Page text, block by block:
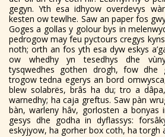
gegyn. Yth esa idhyow overdevys
kesten ow tewlhe. Saw an paper fos
Goges a gollas y golour bys in
pedrogow may feu pyctours cregys
noth; orth an fos yth esa dyw eskys
ow whedhy yn tesedhys dhe
tysqwedhes gothen drogh, fow
trogow tedna egerys an bord
blew solabrës, brâs ha du; tro a
warnedhy; ha caja greftus. Saw pàn
bàn, warleny hâv, gorlosten a bonyas
gesys dhe godha in dyflassys:
eskyjyow, ha gorher box coth, ha torgh